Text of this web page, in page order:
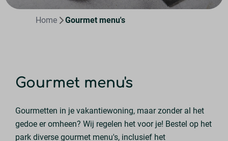
Home Gourmet menu's
Gourmet menu's
Gourmetten in je vakantiewoning, maar zonder al het
gedoe er omheen? Wij regelen het voor je! Bestel op het
park diverse gourmet menu's, inclusief het